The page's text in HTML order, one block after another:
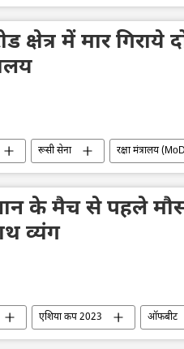
शनमुगरत्न प्रवासी भारतीय
में मार गिराये
रूसी सेना रक्षा मंत्रालय
सैन्य अभियान यूक्रेन यूक्रेन
ड्रोन ड्रोन हमला आतंकी
के मैच से पहले
व्यंग
एशिया कप 2023 ऑफबीट
खेल